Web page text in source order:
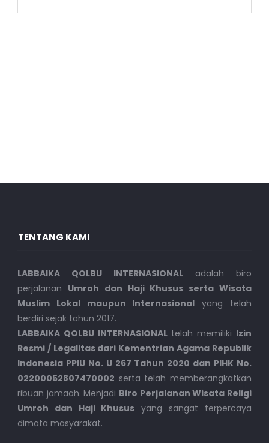
TENTANG KAMI
LABBAIKA QOLBU INTERNASIONAL adalah biro
perjalanan Umroh dan Haji Khusus serta Wisata
Muslim Lokal maupun Internasional yang telah
berdiri sejak tahun 2017.
LABBAIKA QOLBU INTERNASIONALtelah memiliki Izin
Resmi / Legalitas dari Kementrian Agama Republik
Indonesia PPIU No. U 267 Tahun 2020 dan PIHK No.
02200052807470002 serta telah memberangkatkan
ribuan jamaah. Menjadi Biro Perjalanan Wisata Religi
Umroh dan Haji Khusus yang sangat terpercaya
dimata masyarakat.